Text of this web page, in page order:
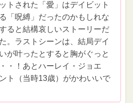
トされた「愛」はデイビット
「呪縛」だったのかもしれな
ると結構哀しいストーリーだ
。ラストシーンは、結局デイ
が叶ったとすると胸がぐっと
・！あとハーレイ・ジョエ
ト（当時13歳）がかわいいで